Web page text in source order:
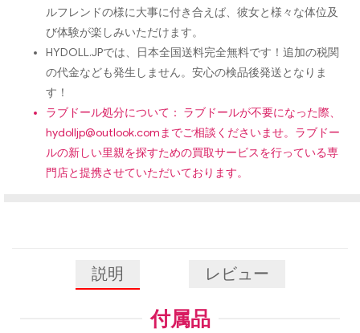
ルフレンドの様に大事に付き合えば、彼女と様々な体位及
び体験が楽しみいただけます。
HYDOLL.JPでは、日本全国送料完全無料です！追加の税関
の代金なども発生しません。安心の検品後発送となりま
す！
ラブドール処分について： ラブドールが不要になった際、
hydolljp@outlook.comまでご相談くださいませ。ラブドー
ルの新しい里親を探すための買取サービスを行っている専
門店と提携させていただいております。
説明 レビュー
付属品